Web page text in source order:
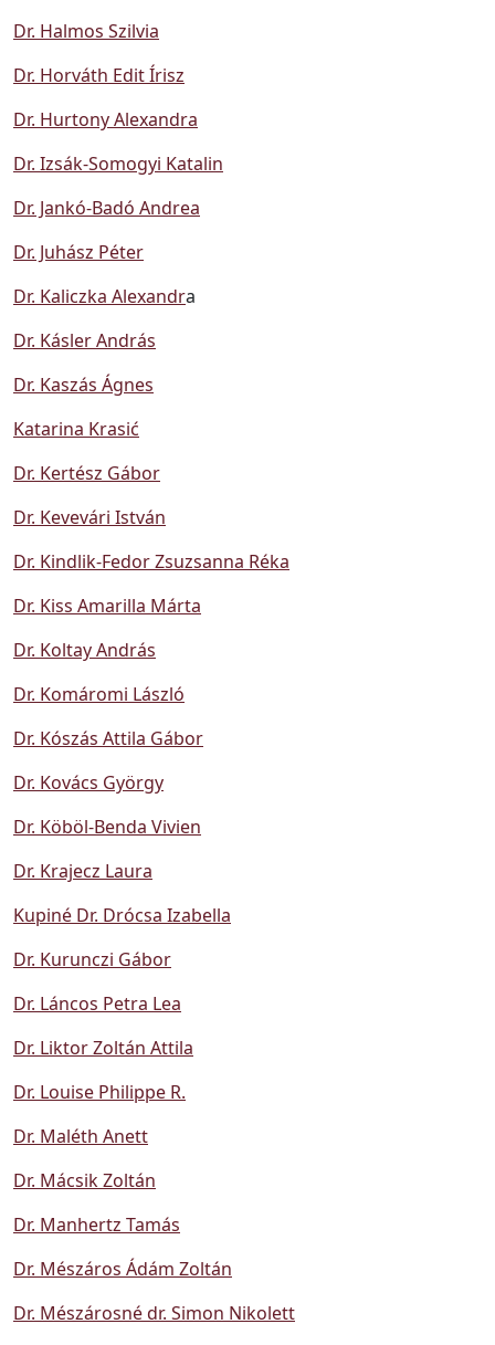
Dr. Halmos Szilvia
Dr. Horváth Edit Írisz
Dr. Hurtony Alexandra
Dr. Izsák-Somogyi Katalin
Dr. Jankó-Badó Andrea
Dr. Juhász Péter
Dr. Kaliczka Alexandra
Dr. Kásler András
Dr. Kaszás Ágnes
Katarina Krasić
Dr. Kertész Gábor
Dr. Kevevári István
Dr. Kindlik-Fedor Zsuzsanna Réka
Dr. Kiss Amarilla Márta
Dr. Koltay András
Dr. Komáromi László
Dr. Kószás Attila Gábor
Dr. Kovács György
Dr. Köböl-Benda Vivien
Dr. Krajecz Laura
Kupiné Dr. Drócsa Izabella
Dr. Kurunczi Gábor
Dr. Láncos Petra Lea
Dr. Liktor Zoltán Attila
Dr. Louise Philippe R.
Dr. Maléth Anett
Dr. Mácsik Zoltán
Dr. Manhertz Tamás
Dr. Mészáros Ádám Zoltán
Dr. Mészárosné dr. Simon Nikolett